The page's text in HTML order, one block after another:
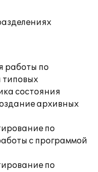
работы по
состояния
архивных
по
с программой
по